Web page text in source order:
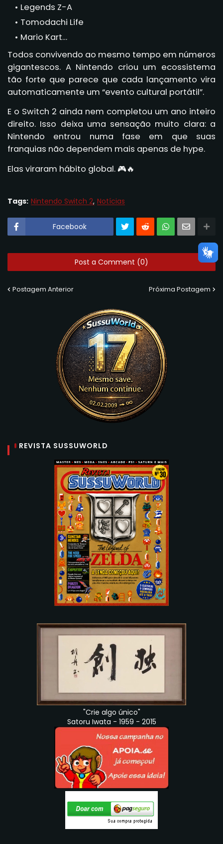
Legends Z-A
Tomodachi Life
Mario Kart…
Todos convivendo ao mesmo tempo em números
gigantescos. A Nintendo criou um ecossistema
tão forte que parece que cada lançamento vira
automaticamente um “evento cultural portátil”.
E o Switch 2 ainda nem completou um ano inteiro
direito. Isso deixa uma sensação muito clara: a
Nintendo entrou numa fase em que suas
franquias não dependem mais apenas de hype.
Elas viraram hábito global. 🎮🔥
Tags: Nintendo Switch 2 Notícias
Facebook
Post a Comment (0)
Postagem Anterior Próxima Postagem
REVISTA SUSSUWORLD
"Crie algo único"
Satoru Iwata - 1959 - 2015